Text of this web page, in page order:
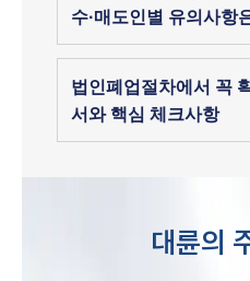
수·매도인별 유의사항
법인폐업절차에서 꼭
서와 핵심 체크사항
대륜의